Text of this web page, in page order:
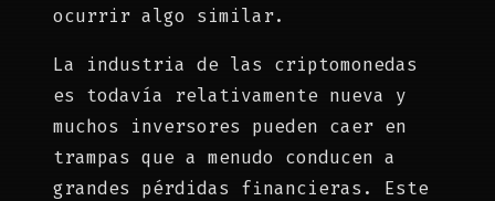
ocurrir algo similar.
La industria de las criptomonedas
es todavía relativamente nueva y
muchos inversores pueden caer en
trampas que a menudo conducen a
grandes pérdidas financieras. Este